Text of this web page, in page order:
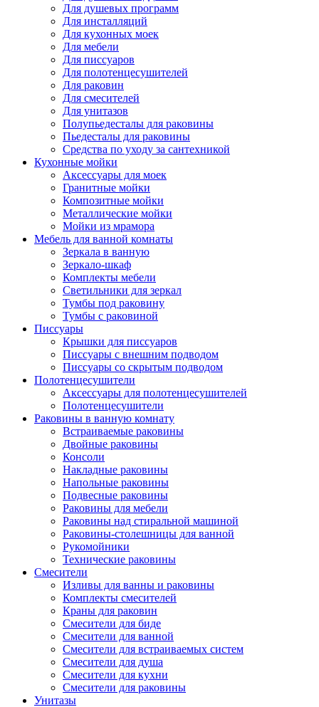
Для душевых программ
Для инсталляций
Для кухонных моек
Для мебели
Для писсуаров
Для полотенцесушителей
Для раковин
Для смесителей
Для унитазов
Полупьедесталы для раковины
Пьедесталы для раковины
Средства по уходу за сантехникой
Кухонные мойки
Аксессуары для моек
Гранитные мойки
Композитные мойки
Металлические мойки
Мойки из мрамора
Мебель для ванной комнаты
Зеркала в ванную
Зеркало-шкаф
Комплекты мебели
Светильники для зеркал
Тумбы под раковину
Тумбы с раковиной
Писсуары
Крышки для писсуаров
Писсуары с внешним подводом
Писсуары со скрытым подводом
Полотенцесушители
Аксессуары для полотенцесушителей
Полотенцесушители
Раковины в ванную комнату
Встраиваемые раковины
Двойные раковины
Консоли
Накладные раковины
Напольные раковины
Подвесные раковины
Раковины для мебели
Раковины над стиральной машиной
Раковины-столешницы для ванной
Рукомойники
Технические раковины
Смесители
Изливы для ванны и раковины
Комплекты смесителей
Краны для раковин
Смесители для биде
Смесители для ванной
Смесители для встраиваемых систем
Смесители для душа
Смесители для кухни
Смесители для раковины
Унитазы